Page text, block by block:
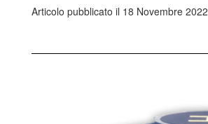
Articolo pubblicato il 18 Novembre 2022